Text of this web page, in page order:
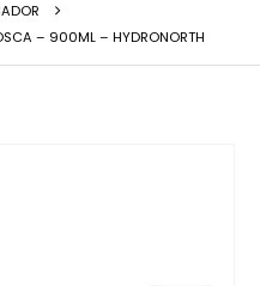
– 900ML – HYDRONORTH